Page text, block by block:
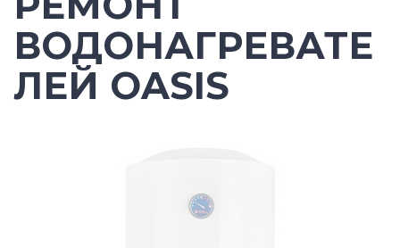
ВОДОНАГРЕВАТЕ
ЛЕЙ OASIS